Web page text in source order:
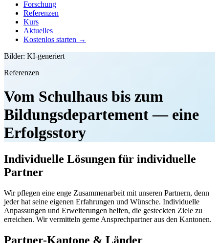
Forschung
Referenzen
Kurs
Aktuelles
Kostenlos starten →
Bilder: KI-generiert
Referenzen
Vom Schulhaus bis zum
Bildungsdepartement — eine
Erfolgsstory
Individuelle Lösungen für individuelle
Partner
Wir pflegen eine enge Zusammenarbeit mit unseren Partnern, denn
jeder hat seine eigenen Erfahrungen und Wünsche. Individuelle
Anpassungen und Erweiterungen helfen, die gesteckten Ziele zu
erreichen. Wir vermitteln gerne Ansprechpartner aus den Kantonen.
Partner-Kantone & Länder